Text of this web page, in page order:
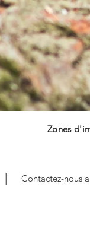
Zones
| Contactez-nous